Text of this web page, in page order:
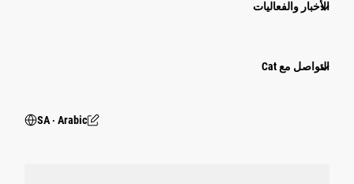
الأخبار والفعاليات
التواصل مع Cat
SA ‧ Arabic